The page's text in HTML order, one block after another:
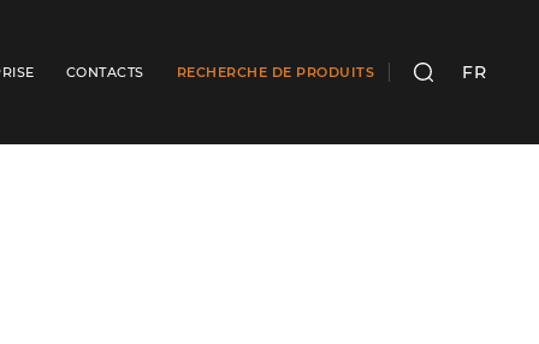
CONTACTS RECHERCHE DE PRODUITS RECHERCHER
FR